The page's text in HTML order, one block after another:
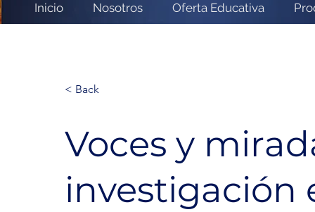
Inicio Nosotros Oferta Educativa
< Back
Voces y
investigación